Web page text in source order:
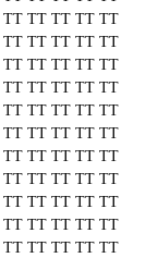
TT TT TT TT TT
TT TT TT TT TT
TT TT TT TT TT
TT TT TT TT TT
TT TT TT TT TT
TT TT TT TT TT
TT TT TT TT TT
TT TT TT TT TT
TT TT TT TT TT
TT TT TT TT TT
TT TT TT TT TT